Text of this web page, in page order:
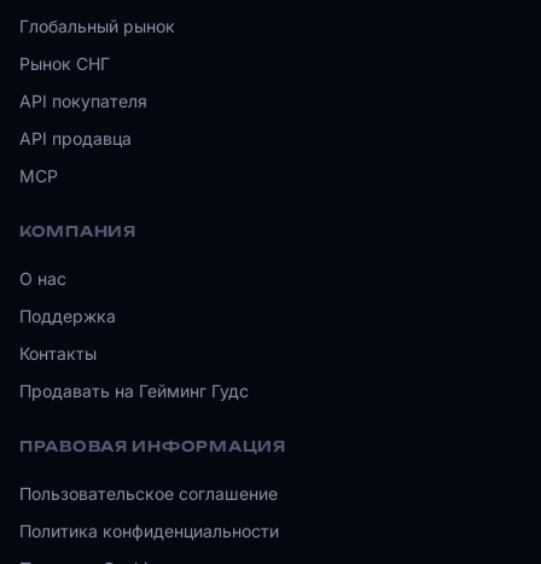
Глобальный рынок
Рынок СНГ
API покупателя
API продавца
MCP
КОМПАНИЯ
О нас
Поддержка
Контакты
Продавать на Гейминг Гудс
ПРАВОВАЯ ИНФОРМАЦИЯ
Пользовательское соглашение
Политика конфиденциальности